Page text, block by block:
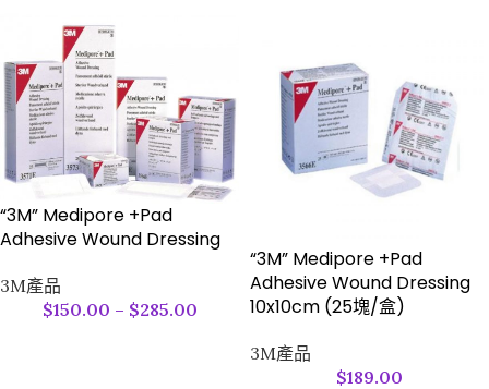
“3M” Medipore +Pad
Adhesive Wound Dressing
3M產品
$150.00 – $285.00
“3M” Medipore +Pad
Adhesive Wound Dressing
10x10cm (25塊/盒)
3M產品
$189.00